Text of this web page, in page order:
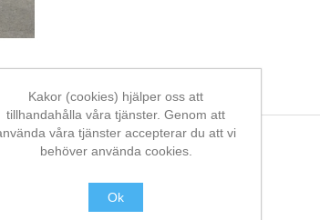
också
Kakor (cookies) hjälper oss att
tillhandahålla våra tjänster. Genom att
våra tjänster accepterar du att vi
behöver använda cookies.
Ok